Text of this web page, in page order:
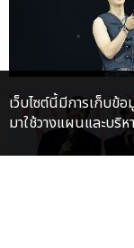
เว็บไซต์นี้มีการเก็บข้
มาใช้วางแผนและบริห